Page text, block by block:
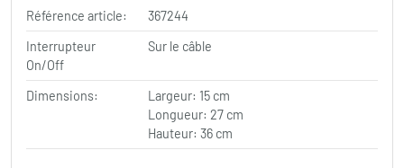
Référence article:
367244
Interrupteur
On/Off
Sur le câble
Dimensions:
Largeur: 15 cm
Longueur: 27 cm
Hauteur: 36 cm